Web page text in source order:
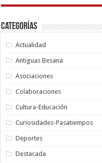
Categorías
Actualidad
Antiguas Besana
Asociaciones
Colaboraciones
Cultura-Educación
Curiosidades-Pasatiempos
Deportes
Destacada